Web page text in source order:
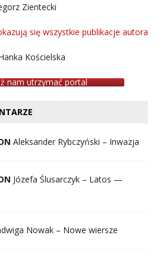
Zientecki
się wszystkie publikacje autora
Kościelska
nam utrzymać portal
Aleksander Rybczyński – Inwazja
Józefa Ślusarczyk – Latos —
Nowak – Nowe wiersze